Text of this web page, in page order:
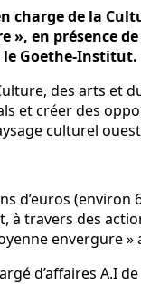
charge de la
», en présence
le Goethe-Institut.
des arts et
et créer des
culturel
d’euros
à travers des
envergure »
d’affaires A.I